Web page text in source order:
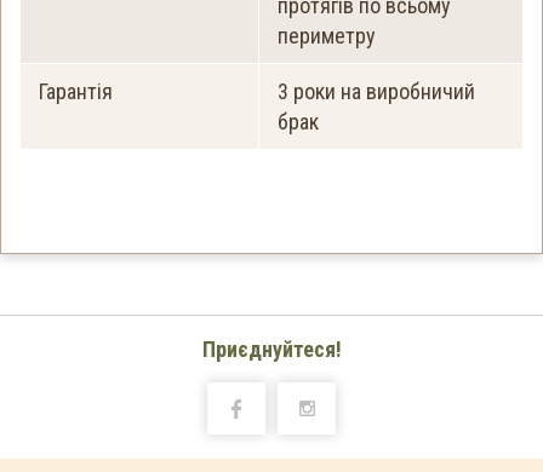
протягів по всьому
периметру
Гарантія
3 роки на виробничий
брак
Приєднуйтеся!